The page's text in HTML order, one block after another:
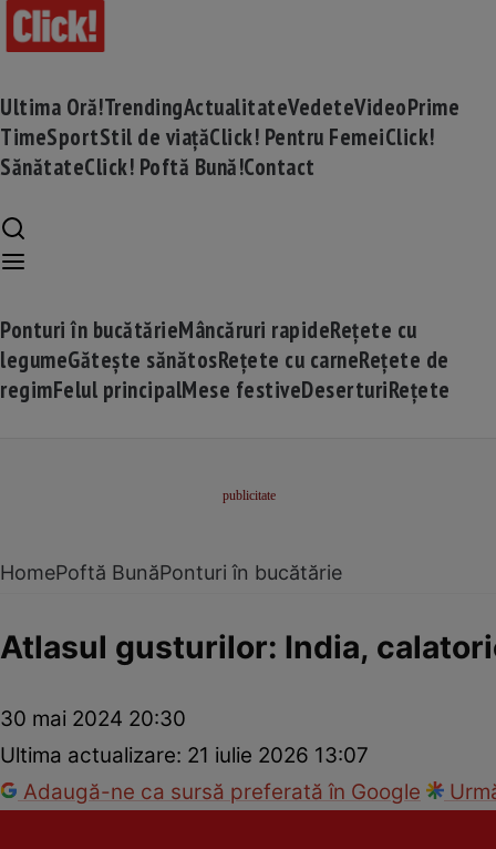
Ultima Oră!TrendingActualitateVedeteVideoPrime
TimeSportStil de viațăClick! Pentru FemeiClick!
SănătateClick! Poftă Bună!Contact
Ponturi în bucătărieMâncăruri rapideRețete cu
legumeGătește sănătosRețete cu carneRețete de
regimFelul principalMese festiveDeserturiRețete
HomePoftă BunăPonturi în bucătărie
Atlasul gusturilor: India,
30 mai 2024 20:30
Ultima actualizare: 21 iulie 2026 13:07
Adaugă-ne ca sursă preferată în Google